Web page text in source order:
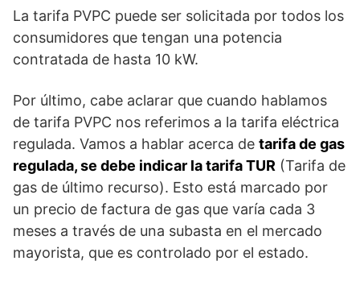
La tarifa PVPC puede ser solicitada por todos los
consumidores que tengan una potencia
contratada de hasta 10 kW.
Por último, cabe aclarar que cuando hablamos
de tarifa PVPC nos referimos a la tarifa eléctrica
regulada. Vamos a hablar acerca de tarifa de gas
regulada, se debe indicar la tarifa TUR (Tarifa de
gas de último recurso). Esto está marcado por
un precio de factura de gas que varía cada 3
meses a través de una subasta en el mercado
mayorista, que es controlado por el estado.